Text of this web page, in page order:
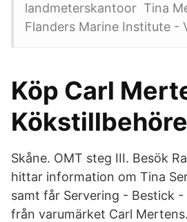
landmeterskantoor Tina
Flanders Marine Institute -
Köp Carl
Skåne. OMT steg III. Besök
hittar information om Tina
samt får Servering - Bestick
från varumärket Carl Mertens.